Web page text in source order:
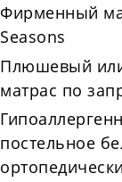
Фирменный
Seasons
Плюшевый
матрас по
постельное